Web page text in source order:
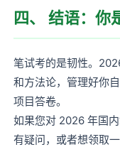
四、 结语：你
笔试考的是韧性。
和方法论，管理好你
项目答卷。
如果您对 2026 年国
有疑问，或者想领取